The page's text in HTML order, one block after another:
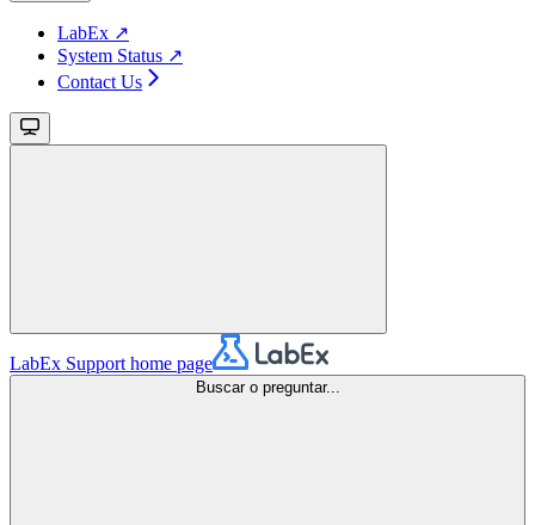
LabEx ↗
System Status ↗
Contact Us
LabEx Support home page
Buscar o preguntar...